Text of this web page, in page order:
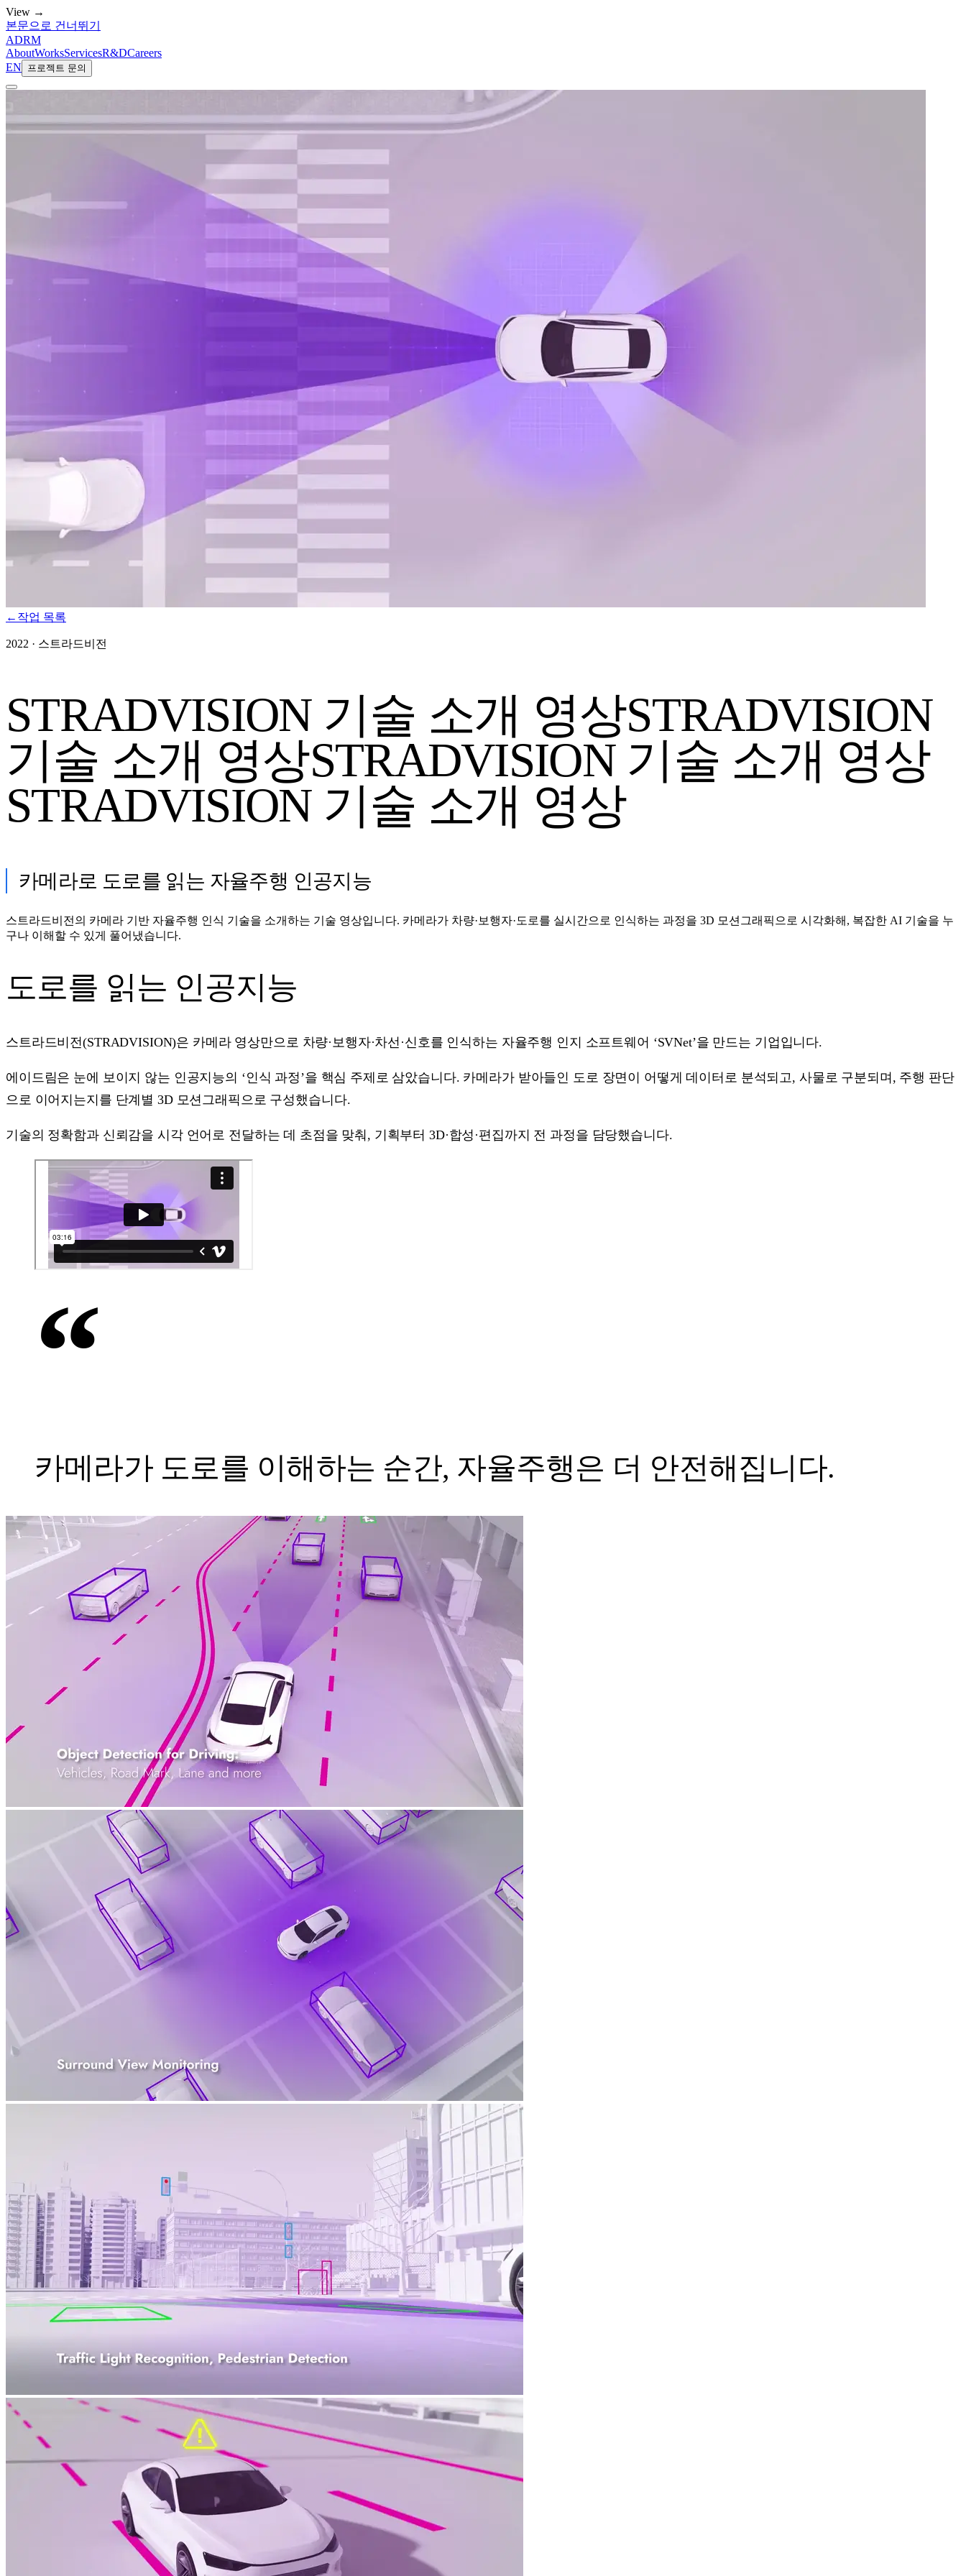
View →
본문으로 건너뛰기
ADRM
AboutWorksServicesR&DCareers
EN
프로젝트 문의
← 작업 목록
2022 · 스트라드비전
STRADVISION 기술 소개 영상STRADVISION
기술 소개 영상STRADVISION 기술 소개 영상
STRADVISION 기술 소개 영상
카메라로 도로를 읽는 자율주행 인공지능
스트라드비전의 카메라 기반 자율주행 인식 기술을 소개하는 기술 영상입니다. 카메라가 차량·보행자·도로를 실시간으로 인식하는 과정을 3D 모션그래픽으로 시각화해, 복잡한 AI 기술을 누
구나 이해할 수 있게 풀어냈습니다.
도로를 읽는 인공지능
스트라드비전(STRADVISION)은 카메라 영상만으로 차량·보행자·차선·신호를 인식하는 자율주행 인지 소프트웨어 ‘SVNet’을 만드는 기업입니다.
에이드림은 눈에 보이지 않는 인공지능의 ‘인식 과정’을 핵심 주제로 삼았습니다. 카메라가 받아들인 도로 장면이 어떻게 데이터로 분석되고, 사물로 구분되며, 주행 판단
으로 이어지는지를 단계별 3D 모션그래픽으로 구성했습니다.
기술의 정확함과 신뢰감을 시각 언어로 전달하는 데 초점을 맞춰, 기획부터 3D·합성·편집까지 전 과정을 담당했습니다.
“
카메라가 도로를 이해하는 순간, 자율주행은 더 안전해집니다.